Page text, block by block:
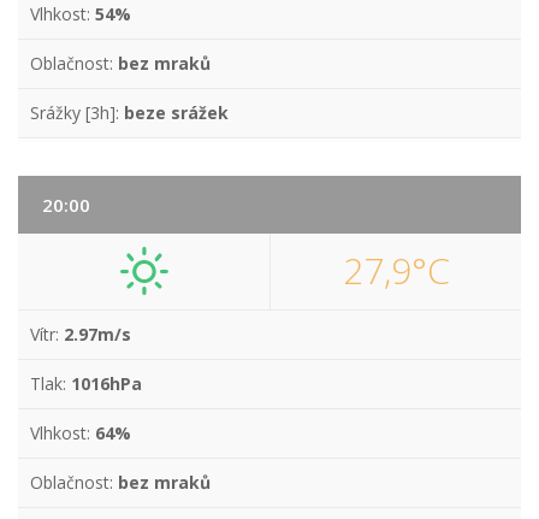
Vlhkost: 54%
Oblačnost: bez mraků
Srážky [3h]: beze srážek
20:00
27,9°C
Vítr: 2.97m/s
Tlak: 1016hPa
Vlhkost: 64%
Oblačnost: bez mraků